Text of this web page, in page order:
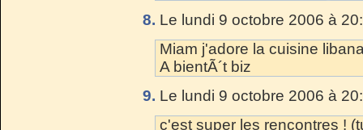
8. Le lundi 9 octobre 2006 à
Miam j'adore la cuisine
A bientÃ´t biz
9. Le lundi 9 octobre 2006 à
c'est super les rencontres !